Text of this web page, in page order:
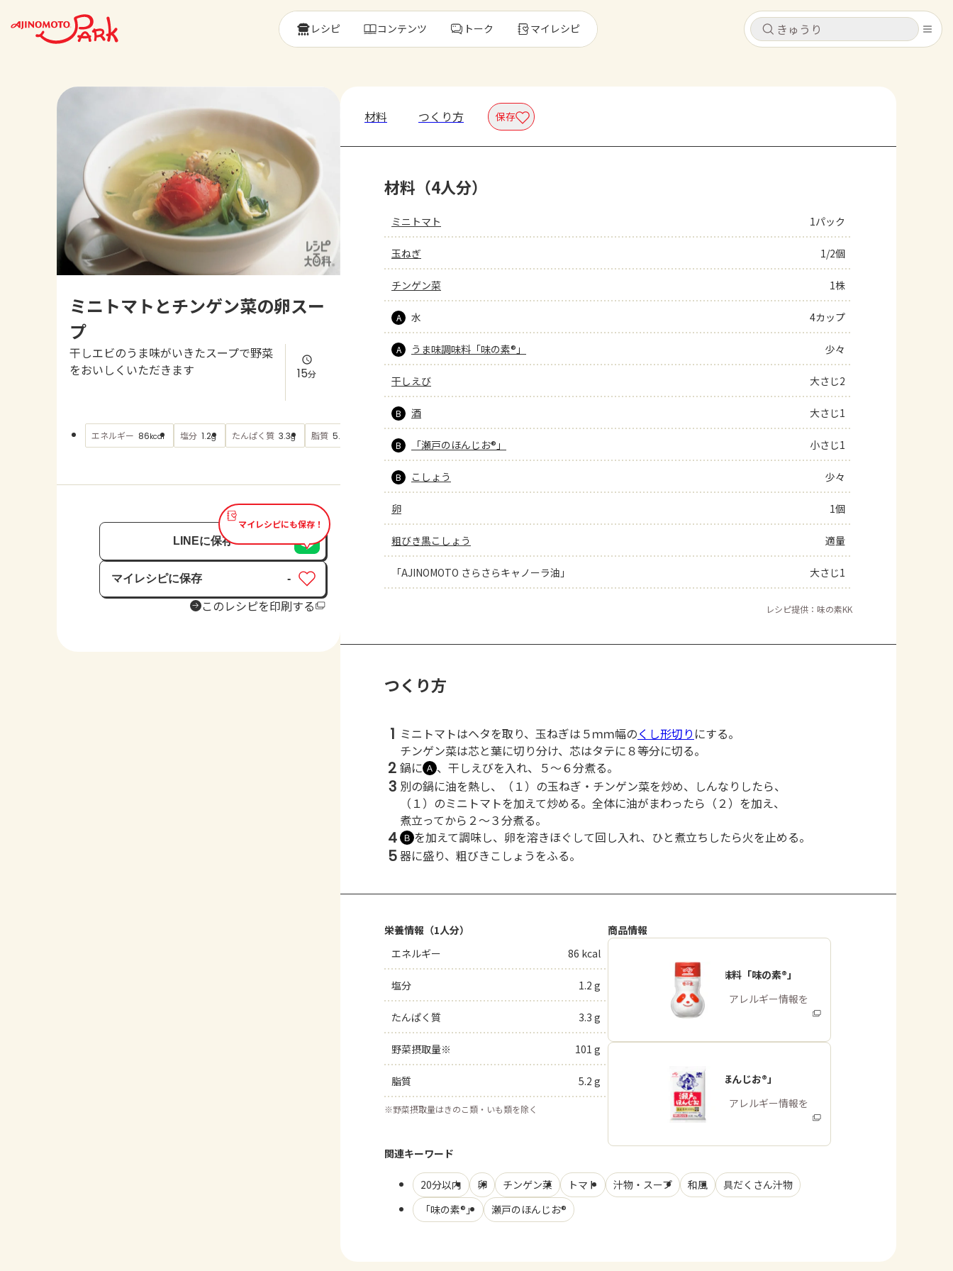
キャンセル
レシピ
トーク
よくあるお問い合わせ
AJINOMOTO PARK とは
キャンセル
レシピ コンテンツ トーク マイレシピ
ミニトマトとチンゲン菜の卵スー
プ
干しエビのうま味がいきたスープで野菜
をおいしくいただきます
15分
エネルギー 86kcal 塩分 1.2g たんぱく質 3.3g 脂質 5.2 もっと見る
マイレシピにも保存！
LINEに保存
マイレシピに保存
保存済み
-
このレシピを印刷する
材料 つくり方 保存
材料（4人分）
ミニトマト 1パック
玉ねぎ 1/2個
チンゲン菜 1株
A 水 4カップ
A うま味調味料「味の素®」 少々
干しえび 大さじ2
B 酒 大さじ1
B 「瀬戸のほんじお®」 小さじ1
B こしょう 少々
卵 1個
粗びき黒こしょう 適量
「AJINOMOTO さらさらキャノーラ油」 大さじ1
レシピ提供：味の素KK
つくり方
1 ミニトマトはヘタを取り、玉ねぎは５ｍｍ幅のくし形切り にする。
チンゲン菜は芯と葉に切り分け、芯はタテに８等分に切る。
2 鍋に Ａ 、干しえびを入れ、５～６分煮る。
3 別の鍋に油を熱し、（１）の玉ねぎ・チンゲン菜を炒め、しんなりしたら、
（１）のミニトマトを加えて炒める。全体に油がまわったら（２）を加え、
煮立ってから２～３分煮る。
4 Ｂ を加えて調味し、卵を溶きほぐして回し入れ、ひと煮立ちしたら火を止める。
5器に盛り、粗びきこしょうをふる。
栄養情報（1人分）
エネルギー
86 kcal
塩分 1.2 g
たんぱく質 3.3 g
野菜摂取量※ 101 g
脂質 5.2 g
※野菜摂取量はきのこ類・いも類を除く
商品情報
うま味調味料「味の素®」
商品・アレルギー情報を
みる
「瀬戸のほんじお®」
商品・アレルギー情報を
みる
関連キーワード
20分以内 卵 チンゲン菜 トマト 汁物・スープ 和風
具だくさん汁物
「味の素®」
瀬戸のほんじお®